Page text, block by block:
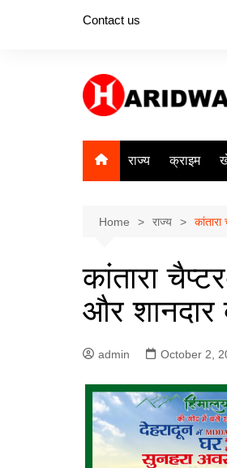
Contact us
राज्य क्राइम
Home राज्य
कांतारा
और शानदार
admin October 2,